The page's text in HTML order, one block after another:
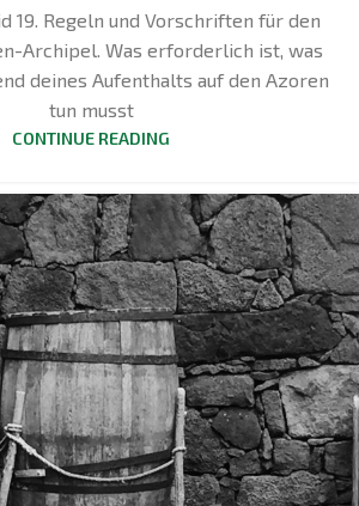
19. Regeln und Vorschriften für den
Archipel. Was erforderlich ist, was
deines Aufenthalts auf den Azoren
tun musst
CONTINUE READING